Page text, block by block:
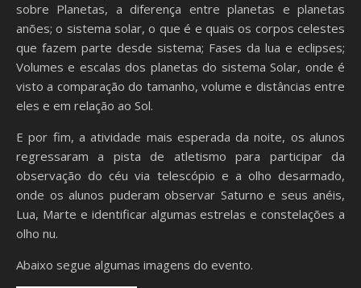
sobre Planetas, a diferença entre planetas e planetas
anões; o sistema solar, o que é e quais os corpos celestes
que fazem parte desde sistema; Fases da lua e eclipses;
Volumes e escalas dos planetas do sistema Solar, onde é
visto a comparação do tamanho, volume e distâncias entre
eles e em relação ao Sol.
E por fim, a atividade mais esperada da noite, os alunos
regressaram a pista de atletismo para participar da
observação do céu via telescópio e a olho desarmado,
onde os alunos puderam observar Saturno e seus anéis,
Lua, Marte e identificar algumas estrelas e constelações a
olho nu.
Abaixo segue algumas imagens do evento.